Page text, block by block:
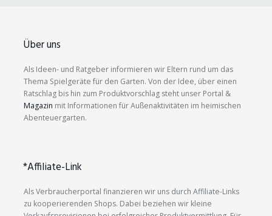
Über uns
Als Ideen- und Ratgeber informieren wir Eltern rund um das
Thema Spielgeräte für den Garten. Von der Idee, über einen
Ratschlag bis hin zum Produktvorschlag steht unser Portal &
Magazin mit Informationen für Außenaktivitäten im heimischen
Abenteuergarten.
*Affiliate-Link
Als Verbraucherportal finanzieren wir uns durch Affiliate-Links
zu kooperierenden Shops. Dabei beziehen wir kleine